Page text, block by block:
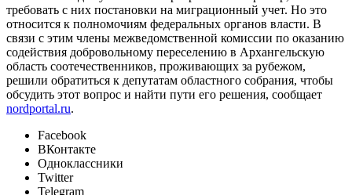
требовать с них постановки на миграционный учет. Но это
относится к полномочиям федеральных органов власти. В
связи с этим члены межведомственной комиссии по оказанию
содействия добровольному переселению в Архангельскую
область соотечественников, проживающих за рубежом,
решили обратиться к депутатам областного собрания, чтобы
обсудить этот вопрос и найти пути его решения, сообщает
nordportal.ru.
Facebook
ВКонтакте
Одноклассники
Twitter
Telegram